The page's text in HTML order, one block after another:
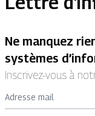
Ne manquez
systèmes
Inscrivez-vous à
Adresse mail